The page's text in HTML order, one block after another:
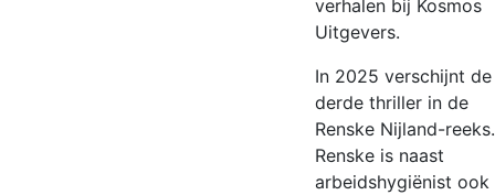
verhalen bij Kosmos
Uitgevers.
In 2025 verschijnt de
derde thriller in de
Renske Nijland-reeks.
Renske is naast
arbeidshygiënist ook